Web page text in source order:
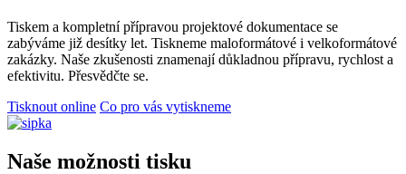
Tiskem a kompletní přípravou projektové dokumentace se
zabýváme již desítky let. Tiskneme maloformátové i velkoformátové
zakázky. Naše zkušenosti znamenají důkladnou přípravu, rychlost a
efektivitu. Přesvědčte se.
Tisknout online Co pro vás vytiskneme
Naše možnosti tisku